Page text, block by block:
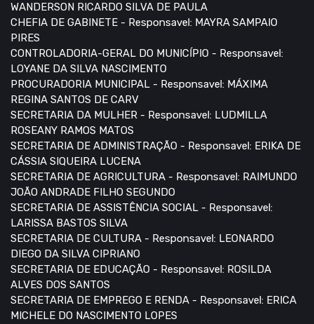
WANDERSON RICARDO SILVA DE PAULA
CHEFIA DE GABINETE - Responsavel: MAYRA SAMPAIO
PIRES
CONTROLADORIA-GERAL DO MUNICÍPIO - Responsavel:
LOYANE DA SILVA NASCIMENTO
PROCURADORIA MUNICIPAL - Responsavel: MÁXIMA
REGINA SANTOS DE CARV
SECRETARIA DA MULHER - Responsavel: LUDMILLA
ROSEANY RAMOS MATOS
SECRETARIA DE ADMINISTRAÇÃO - Responsavel: ERIKA DE
CÁSSIA SIQUEIRA LUCENA
SECRETARIA DE AGRICULTURA - Responsavel: RAIMUNDO
JOÃO ANDRADE FILHO SEGUNDO
SECRETARIA DE ASSISTÊNCIA SOCIAL - Responsavel:
LARISSA BASTOS SILVA
SECRETARIA DE CULTURA - Responsavel: LEONARDO
DIEGO DA SILVA CIPRIANO
SECRETARIA DE EDUCAÇÃO - Responsavel: ROSILDA
ALVES DOS SANTOS
SECRETARIA DE EMPREGO E RENDA - Responsavel: ERICA
MICHELE DO NASCIMENTO LOPES